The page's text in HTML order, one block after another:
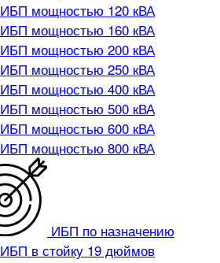
ИБП мощностью 120 кВА
ИБП мощностью 160 кВА
ИБП мощностью 200 кВА
ИБП мощностью 250 кВА
ИБП мощностью 400 кВА
ИБП мощностью 500 кВА
ИБП мощностью 600 кВА
ИБП мощностью 800 кВА
ИБП по назначению
ИБП в стойку 19 дюймов